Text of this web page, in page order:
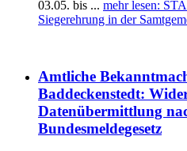
03.05. bis ... mehr lesen:
Siegerehrung in der
Amtliche
Baddeckenstedt:
Datenübermittlung
Bundesmeldegesetz